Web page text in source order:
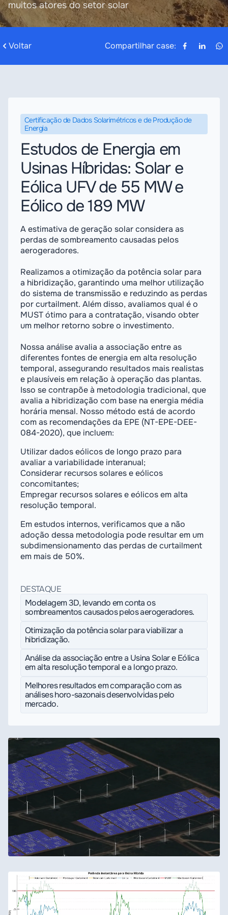
muitos atores do setor solar
Voltar Compartilhar case:
Certificação de Dados Solarimétricos e de Produção de
Energia
Estudos de Energia em
Usinas Híbridas: Solar e
Eólica UFV de 55 MW e
Eólico de 189 MW
A estimativa de geração solar considera as
perdas de sombreamento causadas pelos
aerogeradores.
Realizamos a otimização da potência solar para
a hibridização, garantindo uma melhor utilização
do sistema de transmissão e reduzindo as perdas
por curtailment. Além disso, avaliamos qual é o
MUST ótimo para a contratação, visando obter
um melhor retorno sobre o investimento.
Nossa análise avalia a associação entre as
diferentes fontes de energia em alta resolução
temporal, assegurando resultados mais realistas
e plausíveis em relação à operação das plantas.
Isso se contrapõe à metodologia tradicional, que
avalia a hibridização com base na energia média
horária mensal. Nosso método está de acordo
com as recomendações da EPE (NT-EPE-DEE-
084-2020), que incluem:
Utilizar dados eólicos de longo prazo para
avaliar a variabilidade interanual;
Considerar recursos solares e eólicos
concomitantes;
Empregar recursos solares e eólicos em alta
resolução temporal.
Em estudos internos, verificamos que a não
adoção dessa metodologia pode resultar em um
subdimensionamento das perdas de curtailment
em mais de 50%.
DESTAQUE
Modelagem 3D, levando em conta os
sombreamentos causados pelos aerogeradores.
Otimização da potência solar para viabilizar a
hibridização.
Análise da associação entre a Usina Solar e Eólica
em alta resolução temporal e a longo prazo.
Melhores resultados em comparação com as
análises horo-sazonais desenvolvidas pelo
mercado.